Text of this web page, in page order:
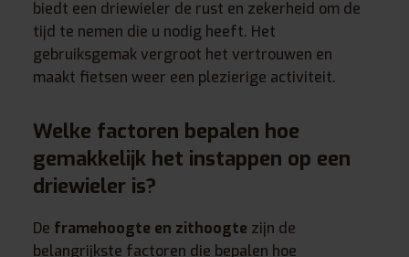
biedt een driewieler de rust en zekerheid om de
tijd te nemen die u nodig heeft. Het
gebruiksgemak vergroot het vertrouwen en
maakt fietsen weer een plezierige activiteit.
Welke factoren bepalen hoe
gemakkelijk het instappen op een
driewieler is?
De framehoogte en zithoogte zijn de
belangrijkste factoren die bepalen hoe